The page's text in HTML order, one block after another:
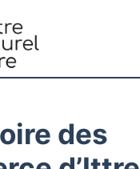
des